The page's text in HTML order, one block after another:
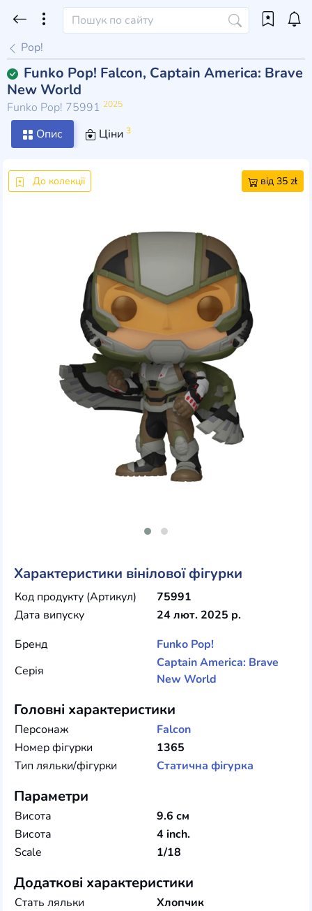
Pop!
Funko Pop! Falcon, Captain America: Brave
New World
Funko Pop! 75991 2025
Опис Ціни 3
До колекції від 35 zł
Характеристики вінілової фігурки
Код продукту (Артикул)
75991
Дата випуску
24 лют. 2025 р.
Бренд
Funko Pop!
Серія
Captain America: Brave
New World
Головні характеристики
Персонаж
Falcon
Номер фігурки
1365
Тип ляльки/фігурки
Статична фігурка
Параметри
Висота
9.6 см
Висота
4 inch.
Scale
1/18
Додаткові характеристики
Стать ляльки Хлопчик